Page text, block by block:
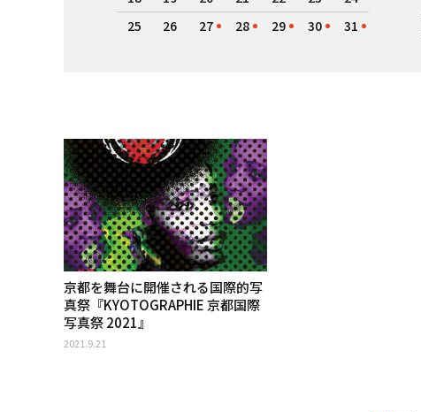
25
26 27 28 29 30 31
京都を舞台に開催される国際的写
真祭『KYOTOGRAPHIE 京都国際
写真祭 2021』
2021.9.21